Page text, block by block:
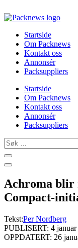
to
Startside
Om Packnews
Kontakt oss
Annonsér
Packsuppliers
Startside
Om Packnews
Kontakt oss
Annonsér
Packsuppliers
Søk
…
Achroma blir
Compact-
Tekst:Per Nordberg
PUBLISERT: 4 januar
OPPDATERT: 26